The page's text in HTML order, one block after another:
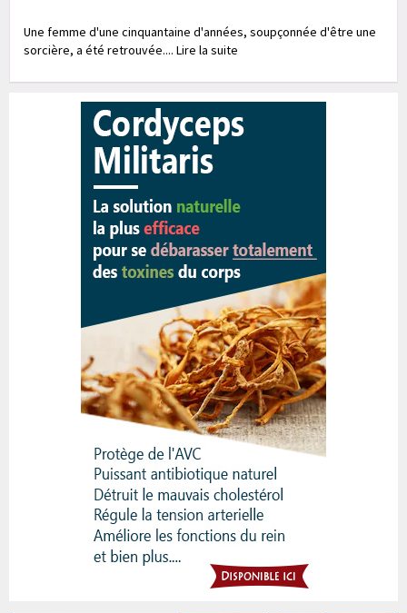
Une femme d'une cinquantaine d'années, soupçonnée d'être une
sorcière, a été retrouvée.... Lire la suite